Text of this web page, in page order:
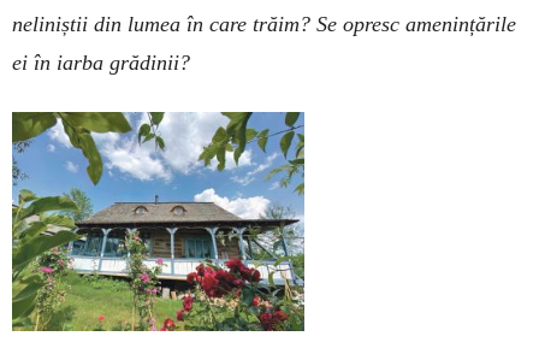
neliniștii din lumea în care trăim? Se opresc amenințările
ei în iarba grădinii?